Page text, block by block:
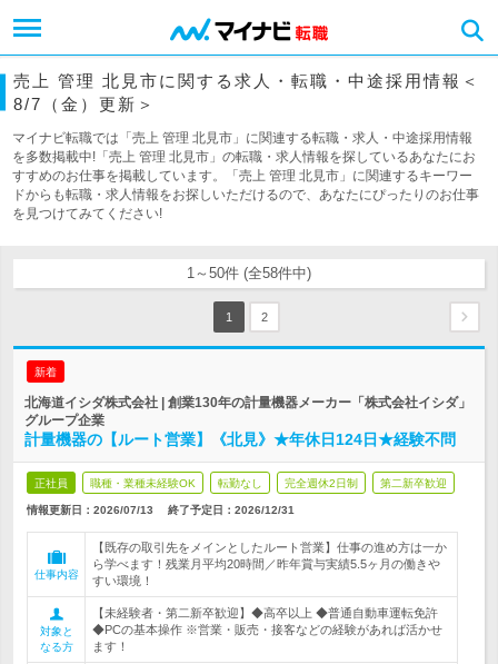
売上 管理 北見市に関する求人・転職・中途採用情報＜
8/7（金）更新＞
マイナビ転職では「売上 管理 北見市」に関連する転職・求人・中途採用情報
を多数掲載中!「売上 管理 北見市」の転職・求人情報を探しているあなたにお
すすめのお仕事を掲載しています。「売上 管理 北見市」に関連するキーワー
ドからも転職・求人情報をお探しいただけるので、あなたにぴったりのお仕事
を見つけてみてください!
1～50件 (全58件中)
1 2
新着
北海道イシダ株式会社 | 創業130年の計量機器メーカー「株式会社イシダ」
グループ企業
計量機器の【ルート営業】《北見》★年休日124日★経験不問
正社員 職種・業種未経験OK 転勤なし 完全週休2日制 第二新卒歓迎
情報更新日：2026/07/13 終了予定日： 2026/12/31
仕事内容
【既存の取引先をメインとしたルート営業】仕事の進め方は一か
ら学べます！残業月平均20時間／昨年賞与実績5.5ヶ月の働きや
すい環境！
対象と
なる方
【未経験者・第二新卒歓迎】◆高卒以上 ◆普通自動車運転免許
◆PCの基本操作 ※営業・販売・接客などの経験があれば活かせ
ます！